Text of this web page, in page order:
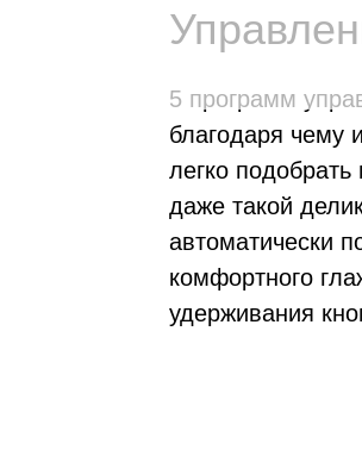
5 программ
благодаря чему
легко
даже такой
автоматически
комфортного
удерживания